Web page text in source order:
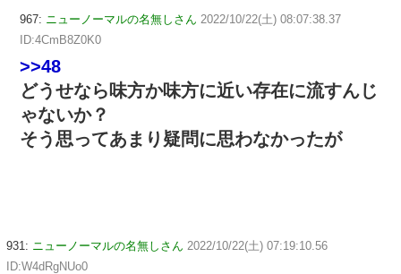
967: ニューノーマルの名無しさん 2022/10/22(土) 08:07:38.37
ID:4CmB8Z0K0
>>48
どうせなら味方か味方に近い存在に流すんじ
ゃないか？
そう思ってあまり疑問に思わなかったが
931: ニューノーマルの名無しさん 2022/10/22(土) 07:19:10.56
ID:W4dRgNUo0